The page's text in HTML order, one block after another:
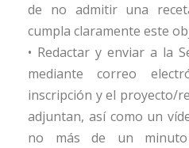
de no admitir una
cumpla claramente este
• Redactar y enviar a la
mediante correo
inscripción y el proyecto/
adjuntan, así como un
no más de un